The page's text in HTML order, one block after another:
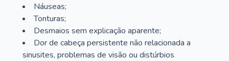
Náuseas;
Tonturas;
Desmaios sem explicação aparente;
Dor de cabeça persistente não relacionada a
sinusites, problemas de visão ou distúrbios